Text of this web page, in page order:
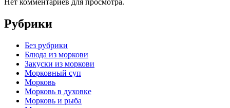
Нет комментариев для просмотра.
Рубрики
Без рубрики
Блюда из моркови
Закуски из моркови
Морковный суп
Морковь
Морковь в духовке
Морковь и рыба